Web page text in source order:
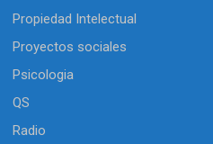
Propiedad Intelectual
Proyectos sociales
Psicologia
QS
Radio